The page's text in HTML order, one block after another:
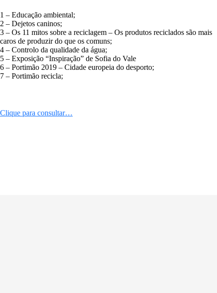
1 – Educação ambiental;
2 – Dejetos caninos;
3 – Os 11 mitos sobre a reciclagem – Os produtos reciclados são mais
caros de produzir do que os comuns;
4 – Controlo da qualidade da água;
5 – Exposição “Inspiração” de Sofia do Vale
6 – Portimão 2019 – Cidade europeia do desporto;
7 – Portimão recicla;
Clique para consultar…